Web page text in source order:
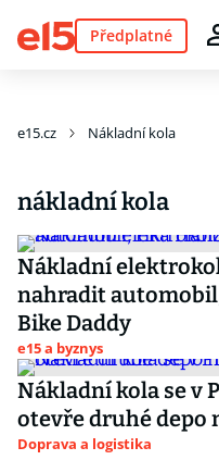
Předplatné
e15.cz Nákladní kola
nákladní kola
Nákladní
nahradit
Bike Daddy
e15 a byznys
Nákladní kola se v
otevře druhé depo
Doprava a logistika